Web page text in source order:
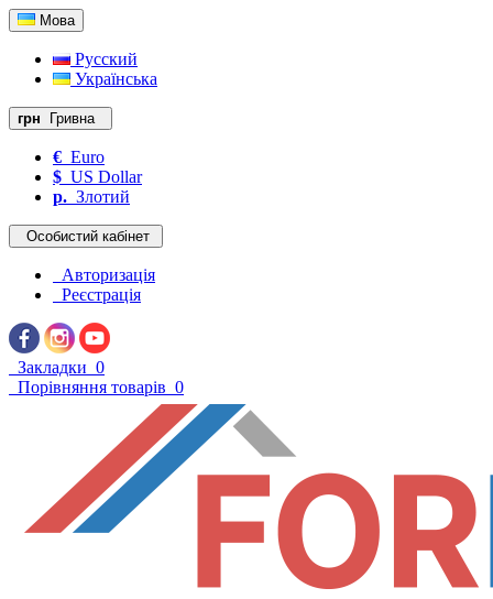
Мова
Русский
Українська
грн Гривна
€ Euro
$ US Dollar
р. Злотий
Особистий кабінет
Авторизація
Реєстрація
Закладки 0
Порівняння товарів 0